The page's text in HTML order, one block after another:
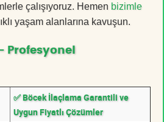
çalışıyoruz. Hemen bizimle
yaşam alanlarına kavuşun.
✅ Böcek İlaçlama Garantili ve
Uygun Fiyatlı Çözümler